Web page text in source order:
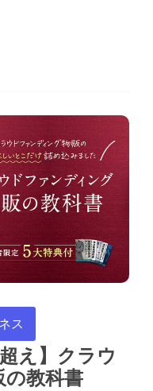
ス
え】クラウ
の教科書